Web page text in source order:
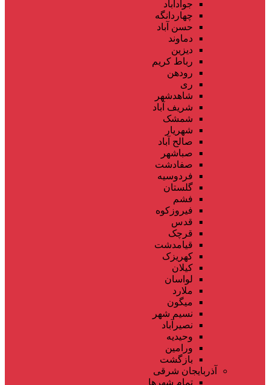
جوادآباد
چهاردانگه
حسن آباد
دماوند
دیزین
رباط کریم
رودهن
ری
شاهدشهر
شریف آباد
شمشک
شهریار
صالح آباد
صباشهر
صفادشت
فردوسیه
گلستان
فشم
فیروزکوه
قدس
قرچک
قیامدشت
کهریزک
کیلان
لواسان
ملارد
میگون
نسیم شهر
نصیرآباد
وحیدیه
ورامین
بازگشت
آذربایجان شرقی
تمام شهر‌ها